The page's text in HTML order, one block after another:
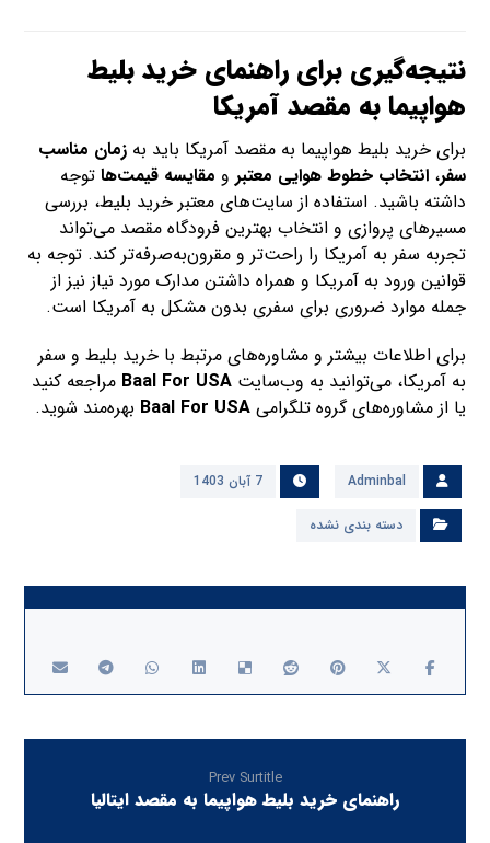
نتیجه‌گیری برای راهنمای خرید بلیط
هواپیما به مقصد آمریکا
برای خرید بلیط هواپیما به مقصد آمریکا باید بهزمان مناسب
سفر،انتخاب خطوط هوایی معتبر و مقایسه قیمت‌ها توجه
داشته باشید. استفاده از سایت‌های معتبر خرید بلیط، بررسی
مسیرهای پروازی و انتخاب بهترین فرودگاه مقصد می‌تواند
تجربه سفر به آمریکا را راحت‌تر و مقرون‌به‌صرفه‌تر کند. توجه به
قوانین ورود به آمریکا و همراه داشتن مدارک مورد نیاز نیز از
جمله موارد ضروری برای سفری بدون مشکل به آمریکا است.
برای اطلاعات بیشتر و مشاوره‌های مرتبط با خرید بلیط و سفر
به آمریکا، می‌توانید به وب‌سایتBaal For USA مراجعه کنید
یا از مشاوره‌های گروه تلگرامیBaal For USA بهره‌مند شوید.
Adminbal 7 آبان 1403
دسته بندی نشده
Prev Surtitle
راهنمای خرید بلیط هواپیما به مقصد ایتالیا